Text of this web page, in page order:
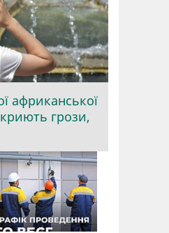
африканської
грози,